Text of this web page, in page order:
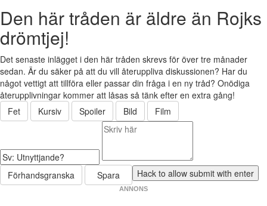
Den här tråden är äldre än Rojks
drömtjej!
Det senaste inlägget i den här tråden skrevs för över tre månader
sedan. Är du säker på att du vill återuppliva diskussionen? Har du
något vettigt att tillföra eller passar din fråga i en ny tråd? Onödiga
återupplivningar kommer att låsas så tänk efter en extra gång!
Fet
Kursiv Spoiler Bild Film
Förhandsgranska Spara
ANNONS